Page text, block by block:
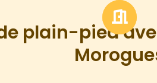
plain-pied